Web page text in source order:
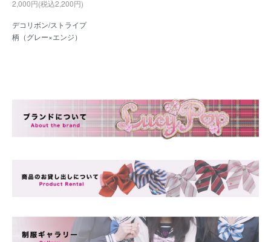
2,000円(税込2,200円)
デコリボン/ストライプ
柄（グレー×エンジ）